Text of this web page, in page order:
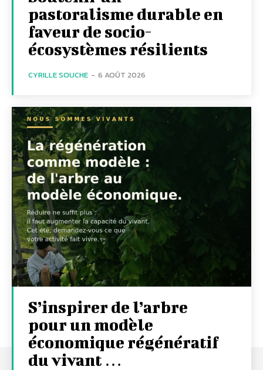
pastoralisme durable en
faveur de socio-
écosystèmes résilients
CYRILLE SOUCHE - 6 AOÛT 2026
S’inspirer de l’arbre
pour un modèle
économique régénératif
du vivant …